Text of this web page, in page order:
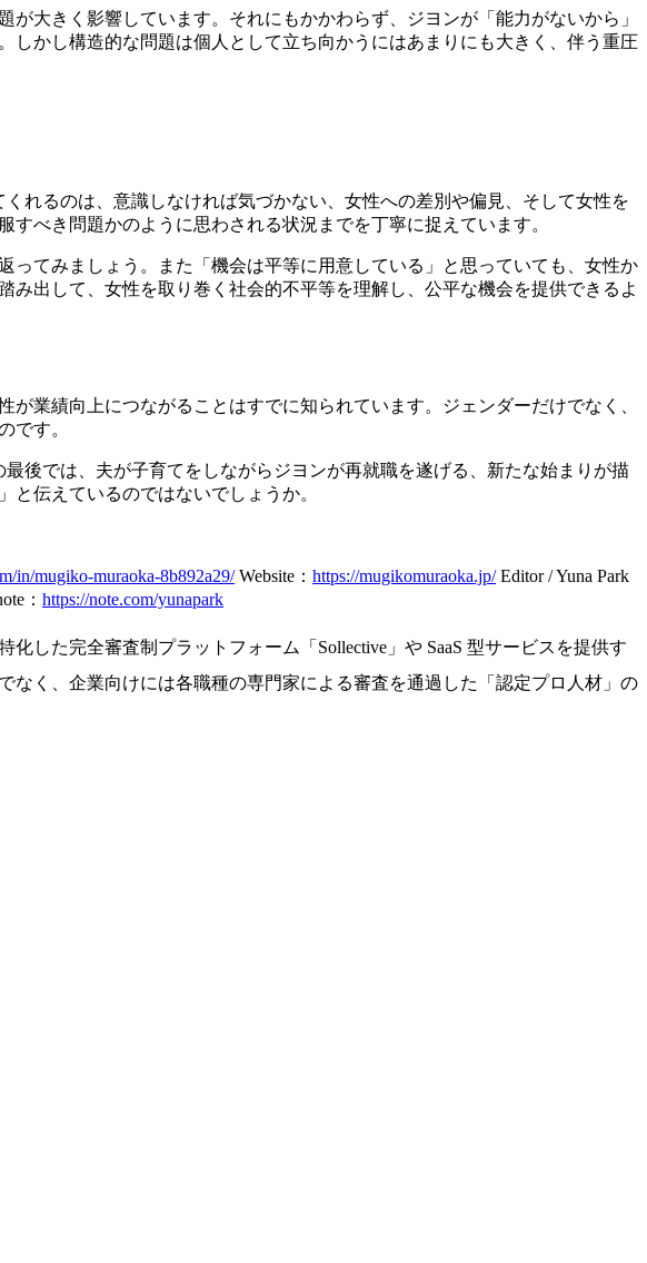
大きく影響しています。それにもかかわらず、ジヨンが「能力がないから」
しかし構造的な問題は個人として立ち向かうにはあまりにも大きく、伴う重圧
れるのは、意識しなければ気づかない、女性への差別や偏見、そして女性を
すべき問題かのように思わされる状況 までを丁寧に捉えています。
てみましょう。また「機会は平等に用意している」と思っていても、女性か
み出して、女性を取り巻く社会的不平等を理解し、公平な機会を提供できるよ
業績向上につながることはすでに知られています。ジェンダーだけでなく、
です。
後では、夫が子育てをしながらジヨンが再就職を遂げる、新たな始まりが描
伝えているのではないでしょうか。
in/mugiko-muraoka-8b892a29/Website： https://mugikomuraoka.jp/ Editor / Yuna Park
： https://note.com/yunapark
した完全審査制プラットフォーム「Sollective」や SaaS 型サービスを提供す
く、企業向けには各職種の専門家による審査を通過した「認定プロ人材」の